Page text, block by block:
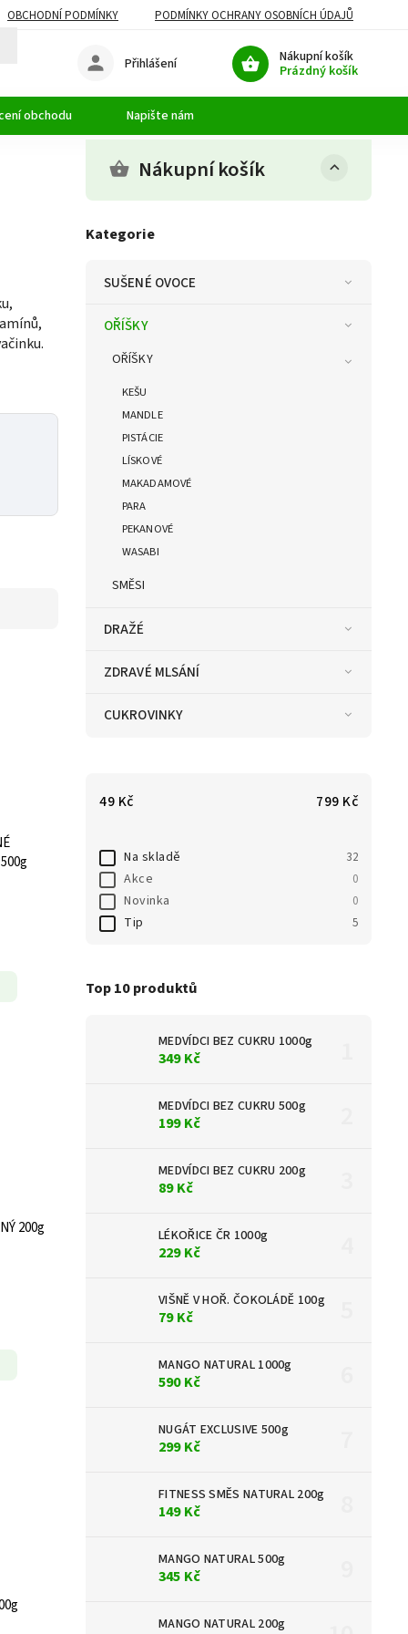
OBCHODNÍ PODMÍNKY PODMÍNKY OCHRANY OSOBNÍCH ÚDAJŮ
Nákupní košík
Prázdný košík
Přihlášení
obchodu Napište nám
Nákupní košík
Kategorie
SUŠENÉ OVOCE
OŘÍŠKY
OŘÍŠKY
KEŠU
MANDLE
PISTÁCIE
LÍSKOVÉ
MAKADAMOVÉ
PARA
PEKANOVÉ
WASABI
SMĚSI
DRAŽÉ
ZDRAVÉ MLSÁNÍ
CUKROVINKY
49 Kč 799 Kč
Na skladě 32
Akce 0
Novinka 0
Tip 5
Top 10 produktů
MEDVÍDCI BEZ CUKRU 1000g
349 Kč
MEDVÍDCI BEZ CUKRU 500g
199 Kč
MEDVÍDCI BEZ CUKRU 200g
89 Kč
LÉKOŘICE ČR 1000g
229 Kč
VIŠNĚ V HOŘ. ČOKOLÁDĚ 100g
79 Kč
MANGO NATURAL 1000g
590 Kč
NUGÁT EXCLUSIVE 500g
299 Kč
FITNESS SMĚS NATURAL 200g
149 Kč
MANGO NATURAL 500g
345 Kč
MANGO NATURAL 200g
200g